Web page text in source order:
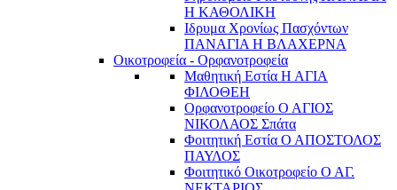
Η ΚΑΘΟΛΙΚΗ
Ιδρυμα Χρονίως Πασχόντων
ΠΑΝΑΓΙΑ Η ΒΛΑΧΕΡΝΑ
Οικοτροφεία - Ορφανοτροφεία
Μαθητική Εστία Η ΑΓΙΑ
ΦΙΛΟΘΕΗ
Ορφανοτροφείο Ο ΑΓΙΟΣ
ΝΙΚΟΛΑΟΣ Σπάτα
Φοιτητική Εστία Ο ΑΠΟΣΤΟΛΟΣ
ΠΑΥΛΟΣ
Φοιτητικό Οικοτροφείο Ο ΑΓ.